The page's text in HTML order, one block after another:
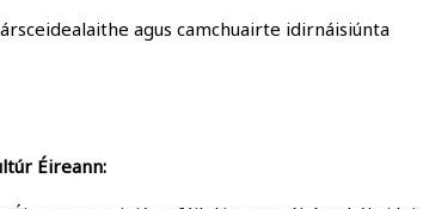
agus camchuairte idirnáisiúnta
Éireann: